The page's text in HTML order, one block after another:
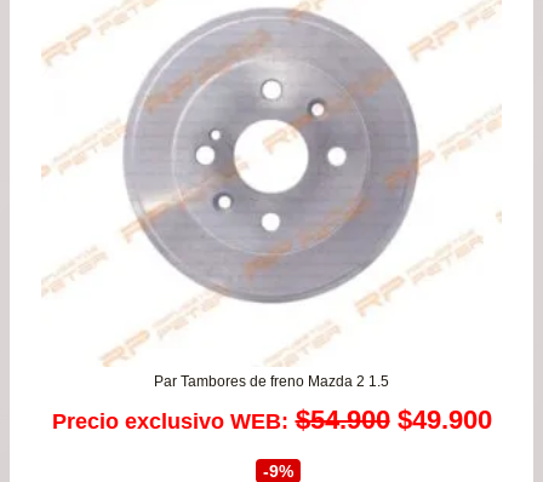
Par Tambores de freno Mazda 2 1.5
Precio exclusivo WEB: $54.900 El
$49.900El
-9%